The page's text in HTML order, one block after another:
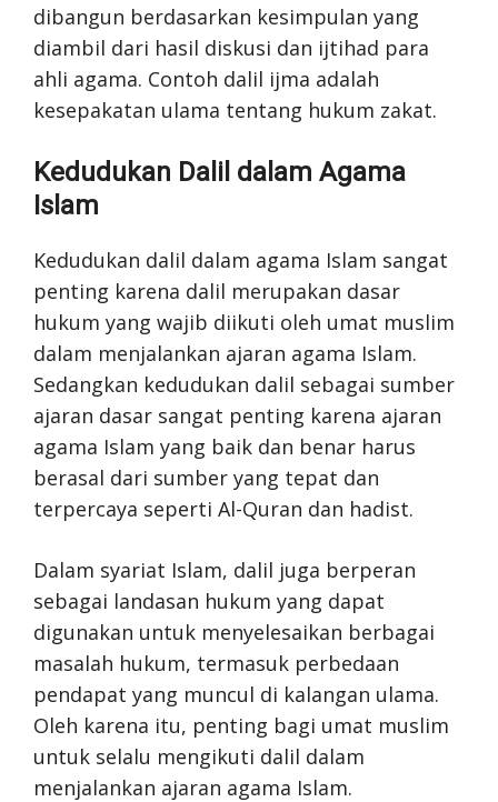
dibangun berdasarkan kesimpulan yang
diambil dari hasil diskusi dan ijtihad para
ahli agama. Contoh dalil ijma adalah
kesepakatan ulama tentang hukum zakat.
Kedudukan Dalil dalam Agama
Islam
Kedudukan dalil dalam agama Islam sangat
penting karena dalil merupakan dasar
hukum yang wajib diikuti oleh umat muslim
dalam menjalankan ajaran agama Islam.
Sedangkan kedudukan dalil sebagai sumber
ajaran dasar sangat penting karena ajaran
agama Islam yang baik dan benar harus
berasal dari sumber yang tepat dan
terpercaya seperti Al-Quran dan hadist.
Dalam syariat Islam, dalil juga berperan
sebagai landasan hukum yang dapat
digunakan untuk menyelesaikan berbagai
masalah hukum, termasuk perbedaan
pendapat yang muncul di kalangan ulama.
Oleh karena itu, penting bagi umat muslim
untuk selalu mengikuti dalil dalam
menjalankan ajaran agama Islam.